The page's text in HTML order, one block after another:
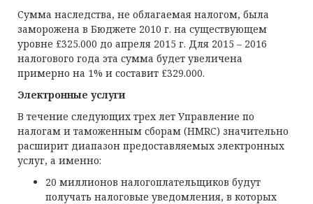
Сумма наследства, не облагаемая налогом, была
заморожена в Бюджете 2010 г. на существующем
уровне £325.000 до апреля 2015 г. Для 2015 – 2016
налогового года эта сумма будет увеличена
примерно на 1% и составит £329.000.
Электронные услуги
В течение следующих трех лет Управление по
налогам и таможенным сборам (HMRC) значительно
расширит диапазон предоставляемых электронных
услуг, а именно:
20 миллионов налогоплательщиков будут
получать налоговые уведомления, в которых